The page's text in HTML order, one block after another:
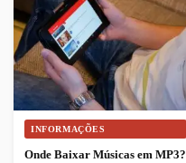
INFORMAÇÕES
Onde Baixar Músicas em MP3?